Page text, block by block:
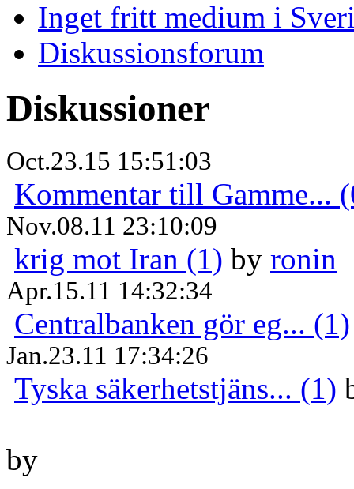
Inget fritt medium i
Diskussionsforum
Diskussioner
Oct.23.15 15:51:03
Kommentar till Gamme...
Nov.08.11 23:10:09
krig mot Iran (1) by ronin
Apr.15.11 14:32:34
Centralbanken gör eg... (1)
Jan.23.11 17:34:26
Tyska säkerhetstjäns... (1)
by